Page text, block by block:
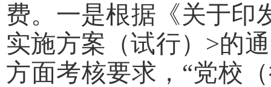
费。一是根据《关于印
实施方案（试行）>的
方面考核要求，“党校